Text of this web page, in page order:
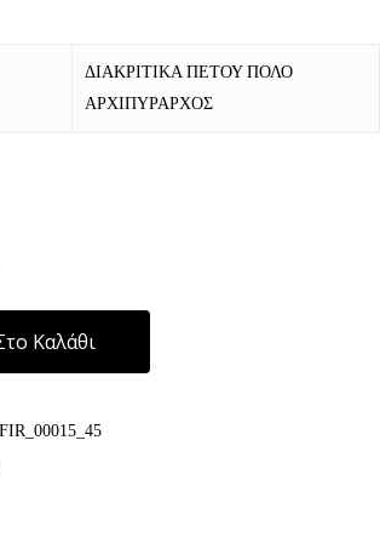
ΔΙΑΚΡΙΤΙΚΑ ΠΕΤΟΥ ΠΟΛΟ
ΑΡΧΙΠΥΡΑΡΧΟΣ
Καλάθι